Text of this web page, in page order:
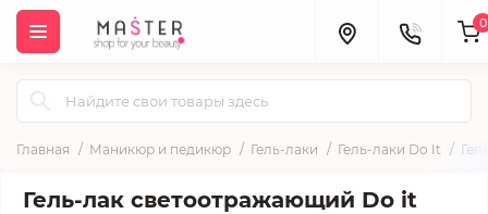
0
Главная Маникюр и педикюр Гель-лаки Гель-лаки Do It
Гель-лак светоотражающий Do it